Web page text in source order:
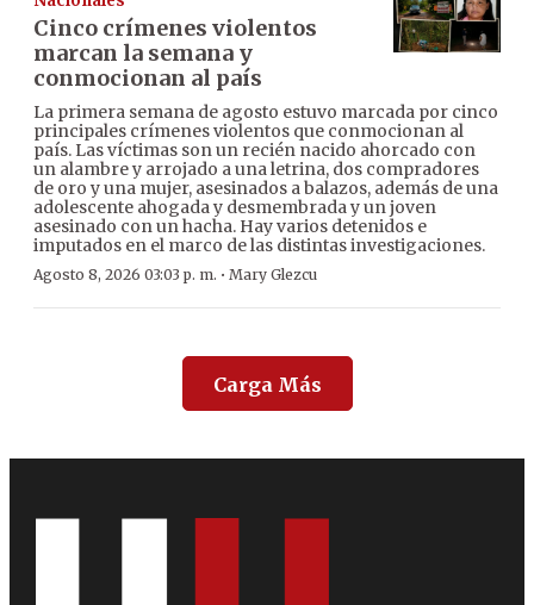
Cinco crímenes violentos
marcan la semana y
conmocionan al país
La primera semana de agosto estuvo marcada por cinco
principales crímenes violentos que conmocionan al
país. Las víctimas son un recién nacido ahorcado con
un alambre y arrojado a una letrina, dos compradores
de oro y una mujer, asesinados a balazos, además de una
adolescente ahogada y desmembrada y un joven
asesinado con un hacha. Hay varios detenidos e
imputados en el marco de las distintas investigaciones.
Agosto 8, 2026 03:03 p. m. · Mary Glezcu
Carga Más